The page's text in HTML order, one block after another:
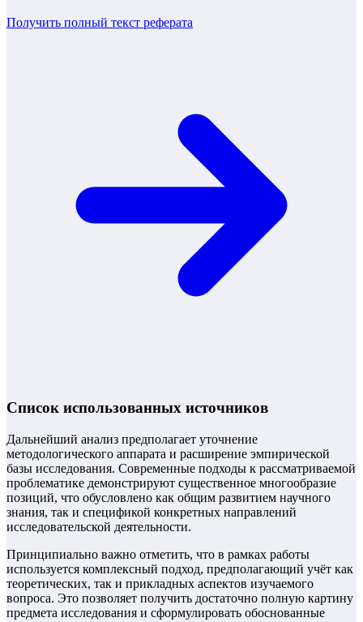
Получить полный текст реферата
Список использованных источников
Дальнейший анализ предполагает уточнение
методологического аппарата и расширение эмпирической
базы исследования. Современные подходы к рассматриваемой
проблематике демонстрируют существенное многообразие
позиций, что обусловлено как общим развитием научного
знания, так и спецификой конкретных направлений
исследовательской деятельности.
Принципиально важно отметить, что в рамках работы
используется комплексный подход, предполагающий учёт как
теоретических, так и прикладных аспектов изучаемого
вопроса. Это позволяет получить достаточно полную картину
предмета исследования и сформулировать обоснованные